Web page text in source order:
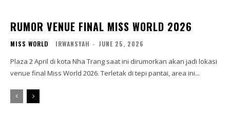
RUMOR VENUE FINAL MISS WORLD 2026
MISS WORLD IRWANSYAH - JUNE 25, 2026
Plaza 2 April di kota Nha Trang saat ini dirumorkan akan jadi lokasi
venue final Miss World 2026. Terletak di tepi pantai, area ini...